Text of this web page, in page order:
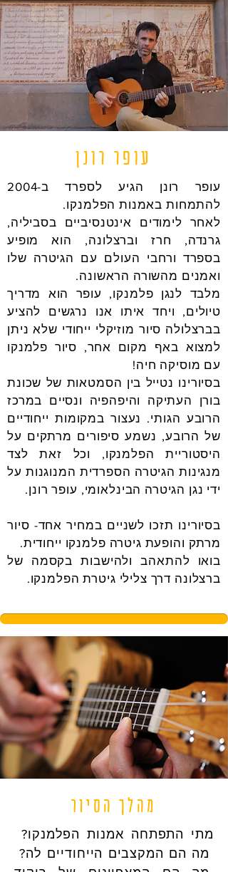
עופר רונן
עופר רונן הגיע לספרד ב-2004
להתמחות באמנות הפלמנקו.
לאחר לימודים אינטנסיביים בסביליה,
גרנדה, חרז וברצלונה, הוא מופיע
בספרד ורחבי העולם עם הגיטרה שלו
ואמנים מהשורה הראשונה.
מלבד לנגן פלמנקו, עופר הוא מדריך
טיולים, ויחד איתו אנו נרגשים להציע
בברצלולה סיור מוזיקלי ייחודי שלא ניתן
למצוא באף מקום אחר, סיור פלמנקו
עם מוסיקה חיה!
בסיורינו נטייל בין הסמטאות של שכונת
בורן העתיקה והיפהפיה ונסיים במרכז
הרובע הגותי. נעצור במקומות ייחודיים
של הרובע, נשמע סיפורים מרתקים על
היסטוריית הפלמנקו, וכל זאת לצד
מנגינות הגיטרה הספרדית המנוגנות על
ידי נגן הגיטרה הבינלאומי, עופר רונן.
בסיורינו תזכו לשניים במחיר אחד- סיור
מרתק והופעת גיטרה פלמנקו ייחודית.
בואו להתאהב ולהישבות בקסמה של
ברצלונה דרך צלילי גיטרת הפלמנקו.
מהלך הסיור
מתי התפתחה אמנות הפלמנקו?
מה הם המקצבים הייחודיים לה?